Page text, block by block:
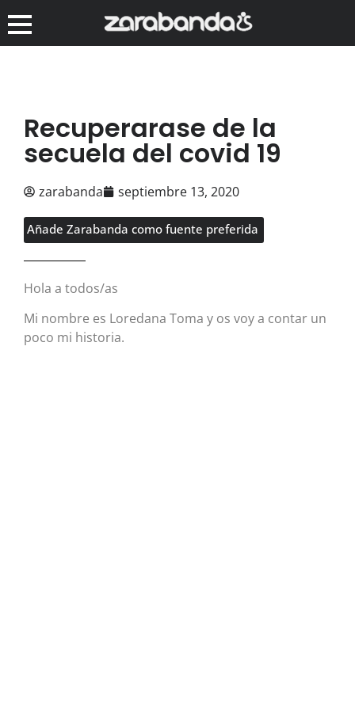
Recuperarase de la
secuela del covid 19
zarabanda septiembre 13, 2020
Añade Zarabanda como fuente preferida
Hola a todos/as
Mi nombre es Loredana Toma y os voy a contar un
poco mi historia.